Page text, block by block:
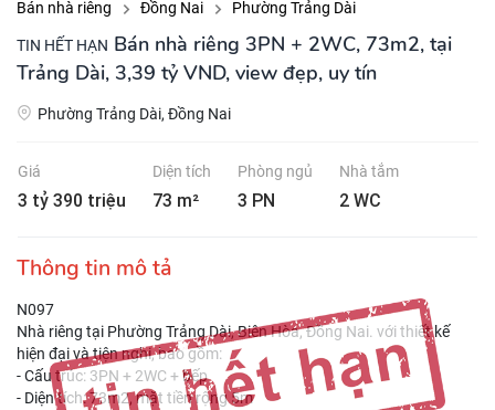
Bán nhà riêng Đồng Nai Phường Trảng Dài
TIN HẾT HẠN Bán nhà riêng 3PN + 2WC, 73m2, tại
Trảng Dài, 3,39 tỷ VND, view đẹp, uy tín
Phường Trảng Dài, Đồng Nai
Giá
3 tỷ 390 triệu
Diện tích
73 m²
Phòng ngủ
3 PN
Nhà tắm
2 WC
Thông tin mô tả
N097
Nhà riêng tại Phường Trảng Dài, Biên Hòa, Đồng Nai. với thiết kế
hiện đại và tiện nghi, bao gồm:
- Cấu trúc: 3PN + 2WC + bếp
- Diện tích: 73m2, mặt tiền rộng 5m